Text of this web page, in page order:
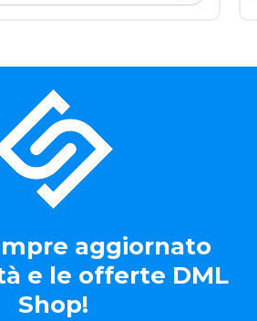
aggiornato
e le offerte DML
Shop!